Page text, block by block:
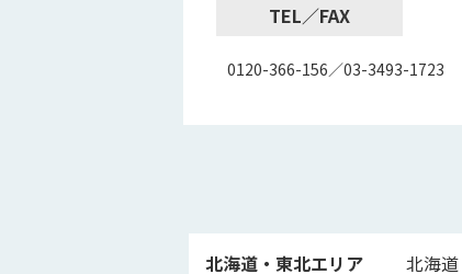
TEL／FAX
0120-366-156／03-3493-1723
北海道・東北エリア 北海道